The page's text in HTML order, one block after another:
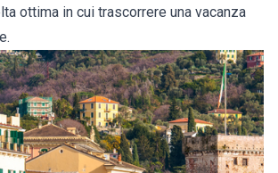
ottima in cui trascorrere una vacanza